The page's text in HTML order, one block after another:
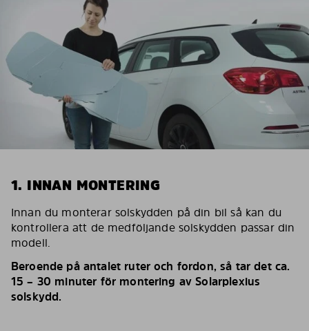
1. INNAN MONTERING
Innan du monterar solskydden på din bil så kan du
kontrollera att de medföljande solskydden passar din
modell.
Beroende på antalet ruter och fordon, så tar det ca.
15 – 30 minuter för montering av Solarplexius
solskydd.